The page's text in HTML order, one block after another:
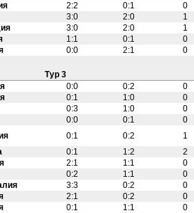
2:2 0:1 0
3:0 2:0 1
3:0 2:0 1
1:1 0:1 0
0:0 2:1 0
Тур 3
0:0 0:2 0
0:1 1:0 0
0:3 1:0 0
0:0 0:1 0
0:1 0:2 1
0:1 1:2 2
2:1 1:1 0
0:2 1:1 0
3:3 0:2 0
2:1 0:2 0
0:1 1:1 0